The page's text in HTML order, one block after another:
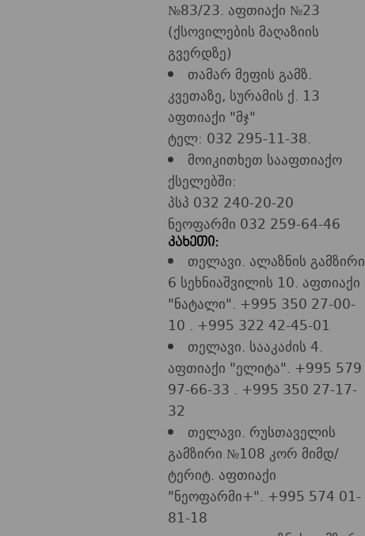
№83/23. აფთიაქი №23
(ქსოვილების მაღაზიის
გვერდზე)
თამარ მეფის გამზ.
კვეთაზე, სურამის ქ. 13
აფთიაქი "მჯ"
ტელ: 032 295-11-38.
მოიკითხეთ სააფთიაქო
ქსელებში:
პსპ 032 240-20-20
ნეოფარმი 032 259-64-46
კახეთი:
თელავი. ალაზნის გამზირი
6 სეხნიაშვილის 10. აფთიაქი
"ნატალი". +995 350 27-00-
10 . +995 322 42-45-01
თელავი. სააკაძის 4.
აფთიაქი "ელიტა". +995 579
97-66-33 . +995 350 27-17-
32
თელავი. რუსთაველის
გამზირი №108 კორ მიმდ/
ტერიტ. აფთიაქი
"ნეოფარმი+". +995 574 01-
81-18